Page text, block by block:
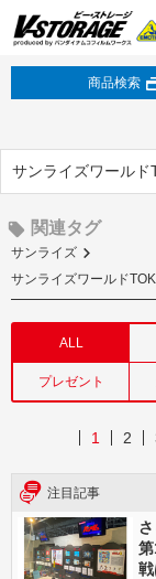
商品検索
サンライズワールド
関連タグ
サンライズ
サンライズワールド
ALL
プレゼント
1 2
注目記事